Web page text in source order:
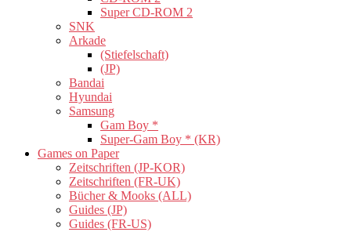
Super CD-ROM 2
SNK
Arkade
(Stiefelschaft)
(JP)
Bandai
Hyundai
Samsung
Gam Boy *
Super-Gam Boy * (KR)
Games on Paper
Zeitschriften (JP-KOR)
Zeitschriften (FR-UK)
Bücher & Mooks (ALL)
Guides (JP)
Guides (FR-US)